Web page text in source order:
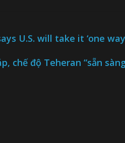
U.S. will take it ‘one
chế độ Teheran “sẵn